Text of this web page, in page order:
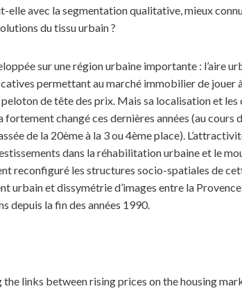
avec la segmentation qualitative, mieux
du tissu urbain ?
sur une région urbaine importante : l’aire
permettant au marché immobilier de jouer
de tête des prix. Mais sa localisation et
changé ces dernières années (au cours
de la 20ème à la 3 ou 4ème place).
dans la réhabilitation urbaine et le
reconfiguré les structures socio-spatiales de
urbain et dissymétrie d’images entre la
depuis la fin des années 1990.
the links between rising prices on the housing